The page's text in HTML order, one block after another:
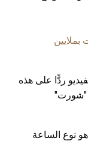
ردًّا على هذه
"شورت"
هو نوع الساعة